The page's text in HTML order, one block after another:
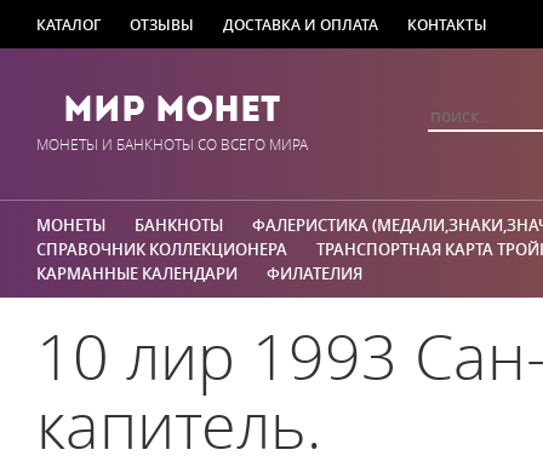
КАТАЛОГ ОТЗЫВЫ ДОСТАВКА И ОПЛАТА КОНТАКТЫ
Мир Монет
МОНЕТЫ И БАНКНОТЫ СО ВСЕГО МИРА
МОНЕТЫ БАНКНОТЫ
ФАЛЕРИСТИКА
СПРАВОЧНИК КОЛЛЕКЦИОНЕРА
ТРАНСПОРТНАЯ КАРТА
КАРМАННЫЕ КАЛЕНДАРИ
ФИЛАТЕЛИЯ
10 лир 1993
капитель.